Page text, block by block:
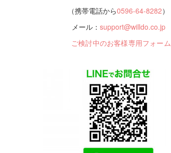
（携帯電話から0596-64-8282）
メール： support@willdo.co.jp
ご検討中のお客様専用フォーム